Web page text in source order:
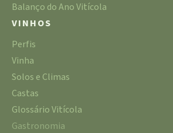
Balanço do Ano Vitícola
VINHOS
Perfis
Vinha
Solos e Climas
Castas
Glossário Vitícola
Gastronomia